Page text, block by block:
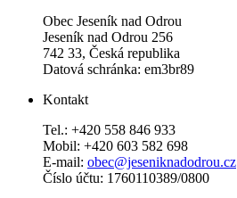
Obec Jeseník nad Odrou
Jeseník nad Odrou 256
742 33, Česká republika
Datová schránka: em3br89
Kontakt
Tel.: +420 558 846 933
Mobil: +420 603 582 698
E-mail: obec@jeseniknadodrou.cz
Číslo účtu: 1760110389/0800